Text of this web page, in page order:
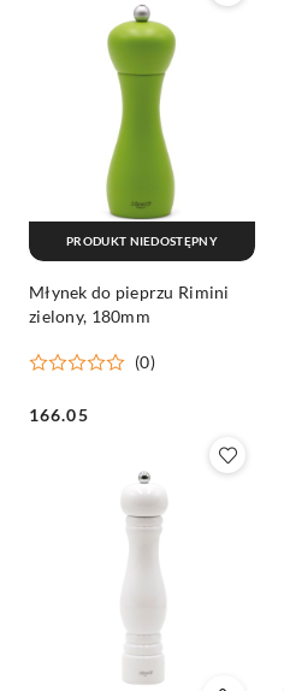
Młynek do pieprzu Rimini
zielony, 180mm
(0)
Cena:
166.05
PRODUKT NIEDOSTĘPNY